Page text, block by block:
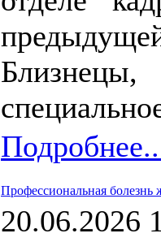
Профессиональная болезнь
20.06.2026